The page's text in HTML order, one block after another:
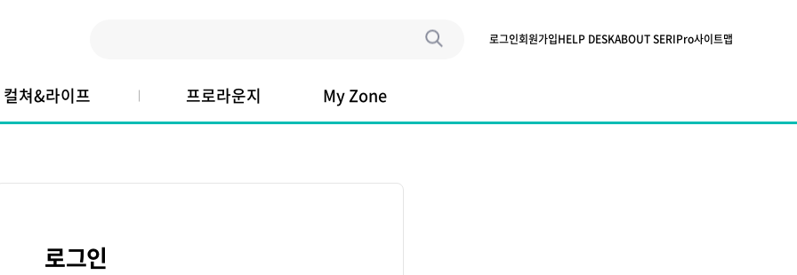
로그인회원가입HELP DESKABOUT SERIPro사이트맵
컬쳐&라이프 프로라운지 My Zone
로그인